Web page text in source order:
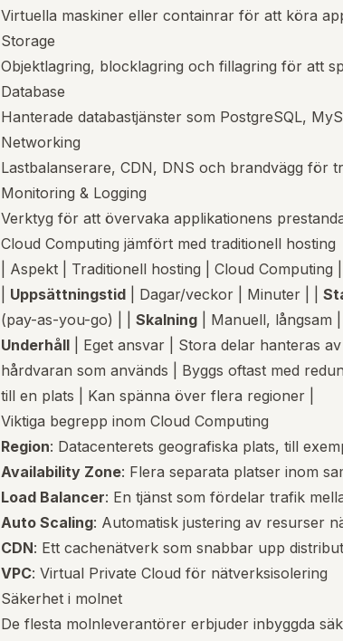
Virtuella maskiner eller containrar för att köra
Storage
Objektlagring, blocklagring och fillagring för att
Database
Hanterade databastjänster som PostgreSQL,
Networking
Lastbalanserare, CDN, DNS och brandvägg för
Monitoring & Logging
Verktyg för att övervaka applikationens
Cloud Computing jämfört med traditionell hosting
| Aspekt | Traditionell hosting | Cloud
Uppsättningstid | Dagar/veckor | Minuter | |
(pay-as-you-go) | | Skalning | Manuell, långsam
Underhåll | Eget ansvar | Stora delar hanteras
hårdvaran som används | Byggs oftast med
till en plats | Kan spänna över flera regioner |
Viktiga begrepp inom Cloud Computing
Region: Datacenterets geografiska plats, till
Availability Zone: Flera separata platser inom
Load Balancer: En tjänst som fördelar trafik
Auto Scaling: Automatisk justering av resurser
CDN: Ett cachenätverk som snabbar upp
VPC: Virtual Private Cloud för nätverksisolering
Säkerhet i molnet
De flesta molnleverantörer erbjuder inbyggda